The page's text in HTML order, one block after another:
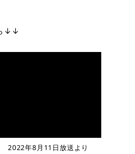
↓↓
2022年8月11日放送より